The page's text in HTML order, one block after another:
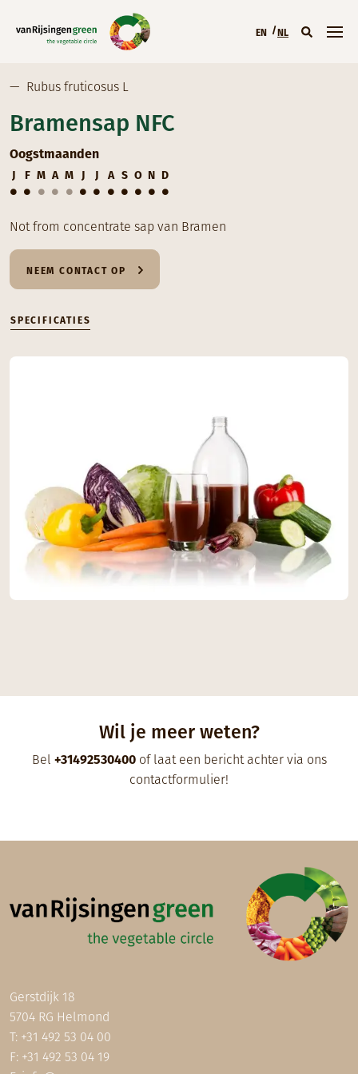
Overslaan en naar de inhoud gaan
Hoofdmenu
EN NL
— Rubus fruticosus L
Bramensap NFC
Oogstmaanden
J F M A M J J A S O N D
Not from concentrate sap van Bramen
NEEM CONTACT OP
SPECIFICATIES
Wil je meer weten?
Bel +31492530400of laat een bericht achter via ons
contactformulier!
Gerstdijk 18
5704 RG Helmond
T: +31 492 53 04 00
F: +31 492 53 04 19